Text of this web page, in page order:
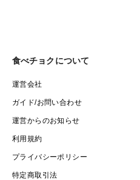
食べチョクについて
運営会社
ガイド/お問い合わせ
運営からのお知らせ
利用規約
プライバシーポリシー
特定商取引法